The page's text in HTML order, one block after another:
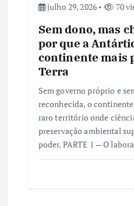
julho 29, 2026
70
Sem dono, mas
por que a
continente mais
Terra
Sem governo próprio e
reconhecida, o
raro território onde
preservação ambiental
poder. PARTE 1 — O